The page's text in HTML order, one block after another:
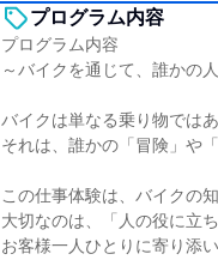
プログラム内容
プログラム内容
～バイクを通じて、誰かの
バイクは単なる乗り物ではあ
それは、誰かの「冒険」や
この仕事体験は、バイクの
大切なのは、「人の役に立
お客様一人ひとりに寄り添